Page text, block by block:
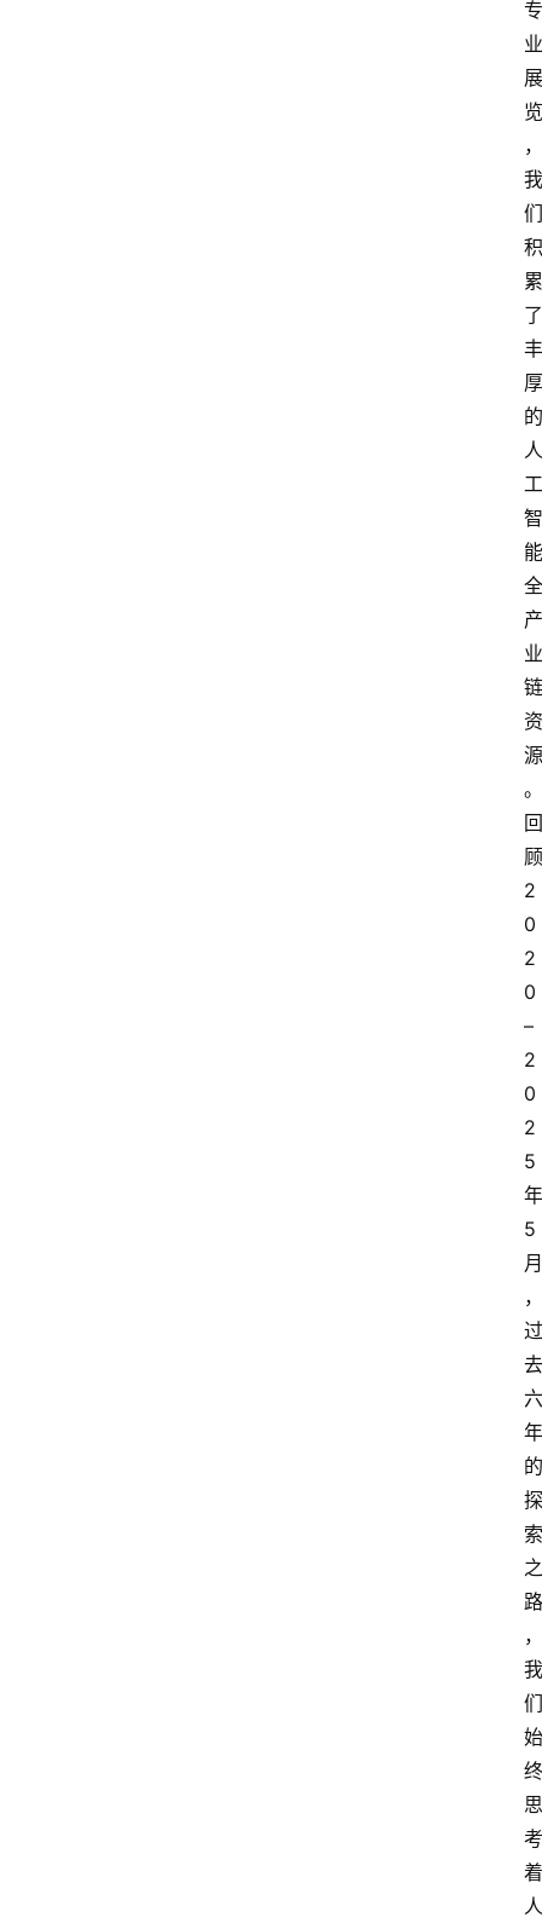
专
业
展
览
，
我
们
积
累
了
丰
厚
的
人
工
智
能
全
产
业
链
资
源
。
回
顾
2
0
2
0
–
2
0
2
5
年
5
月
，
过
去
六
年
的
探
索
之
路
，
我
们
始
终
思
考
着
人